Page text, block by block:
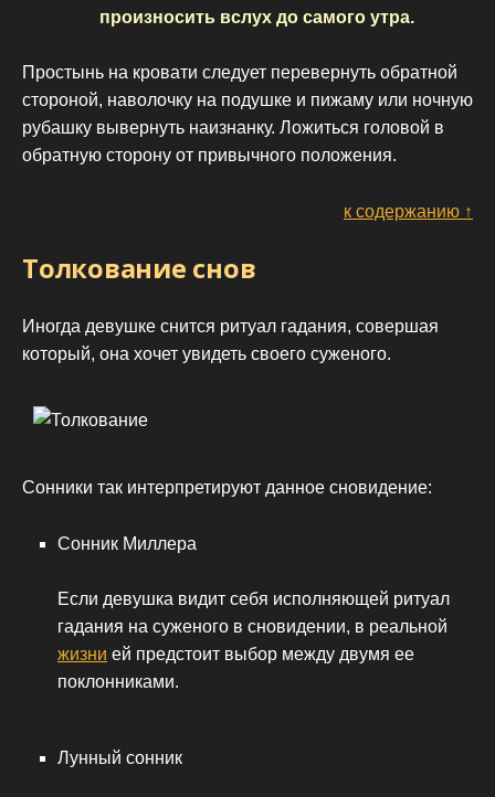
произносить вслух до самого утра.
Простынь на кровати следует перевернуть обратной
стороной, наволочку на подушке и пижаму или ночную
рубашку вывернуть наизнанку. Ложиться головой в
обратную сторону от привычного положения.
к содержанию ↑
Толкование снов
Иногда девушке снится ритуал гадания, совершая
который, она хочет увидеть своего суженого.
Сонники так интерпретируют данное сновидение:
Сонник Миллера
Если девушка видит себя исполняющей ритуал
гадания на суженого в сновидении, в реальной
жизни ей предстоит выбор между двумя ее
поклонниками.
Лунный сонник